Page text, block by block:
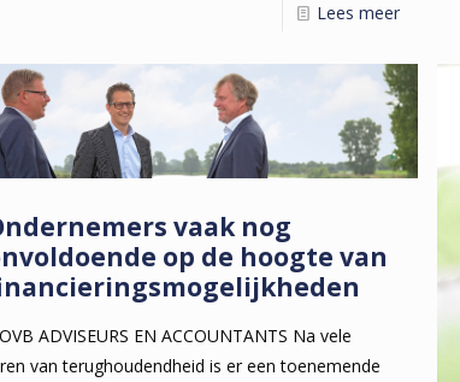
Lees meer
vaak nog
op de hoogte van
ADVISEURS EN ACCOUNTANTS Na vele
van terughoudendheid is er een toenemende